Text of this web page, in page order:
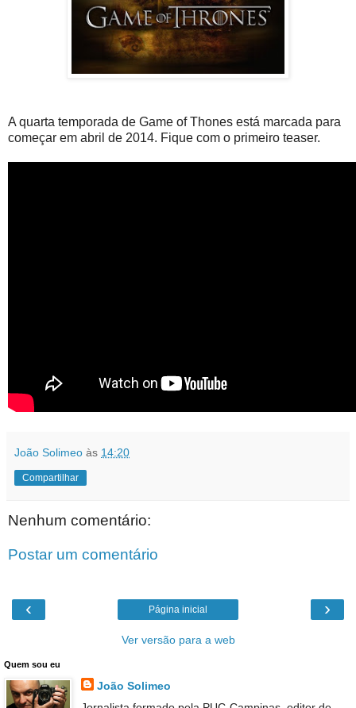
A quarta temporada de Game of Thones está marcada para
começar em abril de 2014. Fique com o primeiro teaser.
João Solimeo às 14:20
Compartilhar
Nenhum comentário:
Postar um comentário
‹ ›
Página inicial
Ver versão para a web
Quem sou eu
João Solimeo